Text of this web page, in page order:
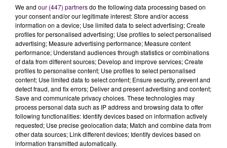
We and our (447) partnersdo the following data processing based on
your consent and/or our legitimate interest: Store and/or access
information on a device; Use limited data to select advertising; Create
profiles for personalised advertising; Use profiles to select personalised
advertising; Measure advertising performance; Measure content
performance; Understand audiences through statistics or combinations
of data from different sources; Develop and improve services; Create
profiles to personalise content; Use profiles to select personalised
content; Use limited data to select content; Ensure security, prevent and
detect fraud, and fix errors; Deliver and present advertising and content;
Save and communicate privacy choices. These technologies may
process personal data such as IP address and browsing data to offer
following functionalities: Identify devices based on information actively
requested; Use precise geolocation data; Match and combine data from
other data sources; Link different devices; Identify devices based on
information transmitted automatically.